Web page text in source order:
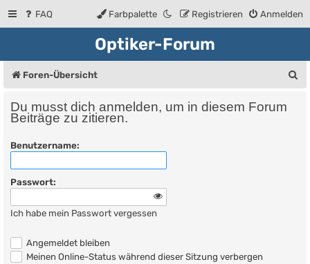
FAQ Anmelden
Registrieren
Farbpalette
Optiker-Forum
Foren-Übersicht
Du musst dich anmelden, um in diesem Forum
Beiträge zu zitieren.
Benutzername:
Passwort:
Ich habe mein Passwort vergessen
Angemeldet bleiben
Meinen Online-Status während dieser Sitzung verbergen